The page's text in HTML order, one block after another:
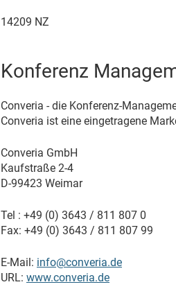
14209 NZ
Konferenz
Converia - die Konferenz-
Converia ist eine eingetragene
Converia GmbH
Kaufstraße 2-4
D-99423 Weimar
Tel : +49 (0) 3643 / 811 807 0
Fax: +49 (0) 3643 / 811 807 99
E-Mail: info@converia.de
URL: www.converia.de